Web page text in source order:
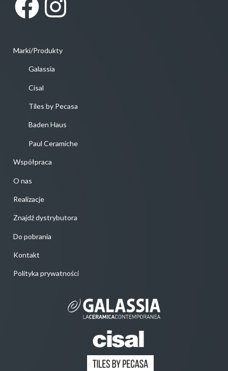
Facebook Instagram
Marki/Produkty
Galassia
Cisal
Tiles by Pecasa
Baden Haus
Paul Ceramiche
Współpraca
O nas
Realizacje
Znajdź dystrybutora
Do pobrania
Kontakt
Polityka prywatności